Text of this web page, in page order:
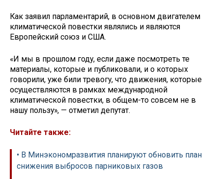
Как заявил парламентарий, в основном двигателем
климатической повестки являлись и являются
Европейский союз и США.
«И мы в прошлом году, если даже посмотреть те
материалы, которые и публиковали, и о которых
говорили, уже били тревогу, что движения, которые
осуществляются в рамках международной
климатической повестки, в общем-то совсем не в
нашу пользу», — отметил депутат.
Читайте также:
• В Минэкономразвития планируют обновить план
снижения выбросов парниковых газов